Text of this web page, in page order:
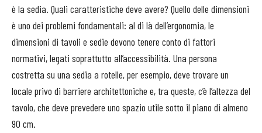
è la sedia. Quali caratteristiche deve avere? Quello delle dimensioni
è uno dei problemi fondamentali: al di là dell’ergonomia, le
dimensioni di tavoli e sedie devono tenere conto di fattori
normativi, legati soprattutto all’accessibilità. Una persona
costretta su una sedia a rotelle, per esempio, deve trovare un
locale privo di barriere architettoniche e, tra queste, c’è l’altezza del
tavolo, che deve prevedere uno spazio utile sotto il piano di almeno
90 cm.